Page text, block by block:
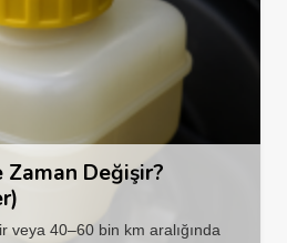
Değişir?
veya 40–60 bin km aralığında